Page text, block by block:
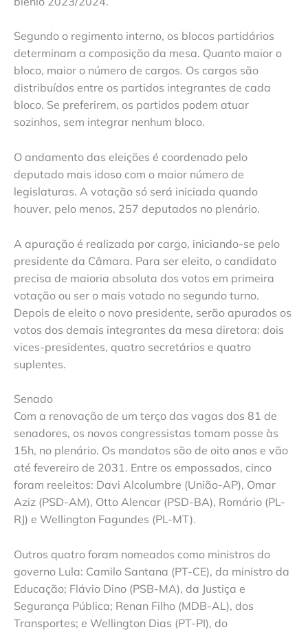
Segundo o regimento interno, os blocos partidários
determinam a composição da mesa. Quanto maior o
bloco, maior o número de cargos. Os cargos são
distribuídos entre os partidos integrantes de cada
bloco. Se preferirem, os partidos podem atuar
sozinhos, sem integrar nenhum bloco.
O andamento das eleições é coordenado pelo
deputado mais idoso com o maior número de
legislaturas. A votação só será iniciada quando
houver, pelo menos, 257 deputados no plenário.
A apuração é realizada por cargo, iniciando-se pelo
presidente da Câmara. Para ser eleito, o candidato
precisa de maioria absoluta dos votos em primeira
votação ou ser o mais votado no segundo turno.
Depois de eleito o novo presidente, serão apurados os
votos dos demais integrantes da mesa diretora: dois
vices-presidentes, quatro secretários e quatro
suplentes.
Senado
Com a renovação de um terço das vagas dos 81 de
senadores, os novos congressistas tomam posse às
15h, no plenário. Os mandatos são de oito anos e vão
até fevereiro de 2031. Entre os empossados, cinco
foram reeleitos: Davi Alcolumbre (União-AP), Omar
Aziz (PSD-AM), Otto Alencar (PSD-BA), Romário (PL-
RJ) e Wellington Fagundes (PL-MT).
Outros quatro foram nomeados como ministros do
governo Lula: Camilo Santana (PT-CE), da ministro da
Educação; Flávio Dino (PSB-MA), da Justiça e
Segurança Pública; Renan Filho (MDB-AL), dos
Transportes; e Wellington Dias (PT-PI), do